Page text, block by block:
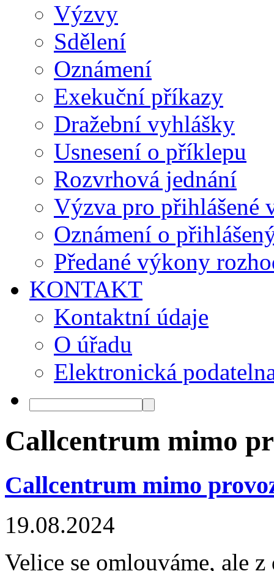
Výzvy
Sdělení
Oznámení
Exekuční příkazy
Dražební vyhlášky
Usnesení o příklepu
Rozvrhová jednání
Výzva pro přihlášené
Oznámení o
Předané výkony
KONTAKT
Kontaktní údaje
O úřadu
Elektronická
Callcentrum mimo
Callcentrum mimo
19.08.2024
Velice se omlouváme, ale